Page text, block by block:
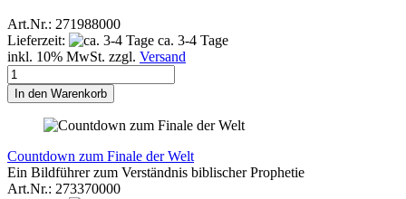
Art.Nr.: 271988000
Lieferzeit:
ca. 3-4 Tage
inkl. 10% MwSt. zzgl. Versand
In den Warenkorb
Countdown zum Finale der Welt
Ein Bildführer zum Verständnis biblischer Prophetie
Art.Nr.: 273370000